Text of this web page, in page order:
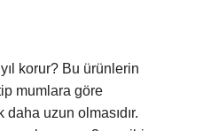
korur? Bu ürünlerin
mumlara göre
uzun olmasıdır.